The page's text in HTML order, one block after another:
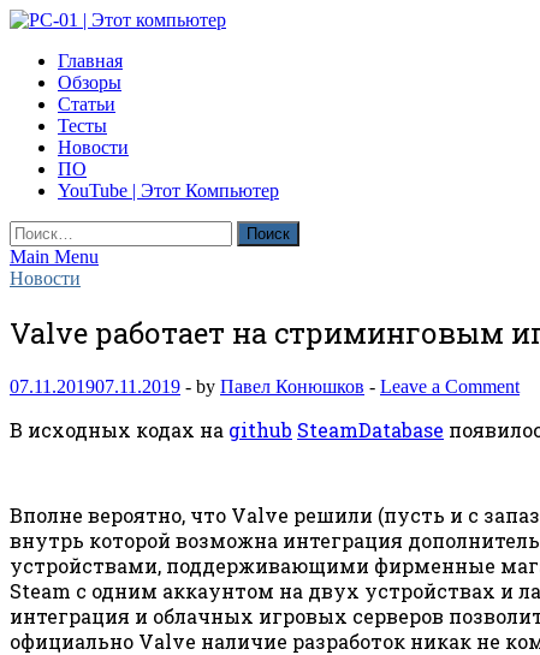
Skip
content
PC-01 | Этот компьютер
Компьютерные новости
Главная
Обзоры
Статьи
Тесты
Новости
ПО
YouTube | Этот Компьютер
Найти:
Main Menu
Новости
Valve работает на стриминговым
07.11.201907.11.2019 - by Павел Конюшков - Leave a Comment
В исходных кодах на github SteamDatabase
Вполне вероятно, что Valve решили (пусть и с
внутрь которой возможна интеграция
устройствами, поддерживающими фирменные
Steam с одним аккаунтом на двух устройствах и
интеграция и облачных игровых серверов
официально Valve наличие разработок никак не